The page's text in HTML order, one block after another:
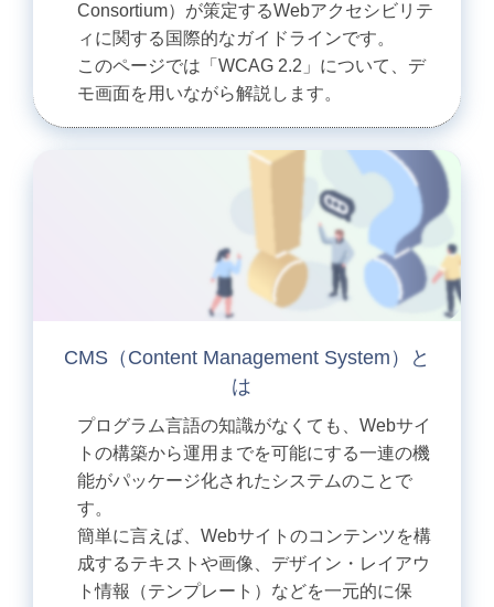
Consortium）が策定するWebアクセシビリテ
ィに関する国際的なガイドラインです。
このページでは「WCAG 2.2」について、デ
モ画面を用いながら解説します。
CMS（Content Management System）と
は
プログラム言語の知識がなくても、Webサイ
トの構築から運用までを可能にする一連の機
能がパッケージ化されたシステムのことで
す。
簡単に言えば、Webサイトのコンテンツを構
成するテキストや画像、デザイン・レイアウ
ト情報（テンプレート）などを一元的に保